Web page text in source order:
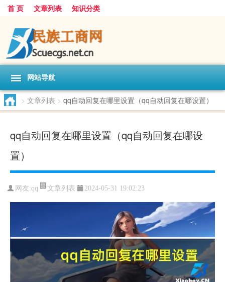
首 页 文章列表 知识分类
网站导航
> 文章列表 > qq自动回复在哪里设置（qq自动回复在哪设置）
qq自动回复在哪里设置（qq自动回复在哪设
置）
网友:qq 文章列表 2024-05-31 19:02:23